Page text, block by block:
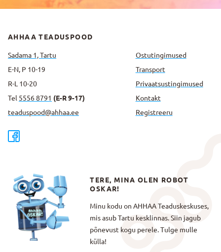
AHHAA TEADUSPOOD
Sadama 1, Tartu
E-N, P 10-19
R-L 10-20
Tel 5556 8791 (E-R 9-17)
teaduspood@ahhaa.ee
Ostutingimused
Transport
Privaatsus­tingimused
Kontakt
Registreeru
TERE, MINA OLEN ROBOT
OSKAR!
Minu kodu on AHHAA Teaduskeskuses,
mis asub Tartu kesklinnas. Siin jagub
põnevust kogu perele. Tulge mulle
külla!